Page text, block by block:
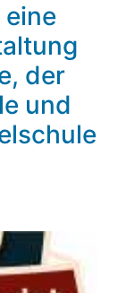
eine
der
und